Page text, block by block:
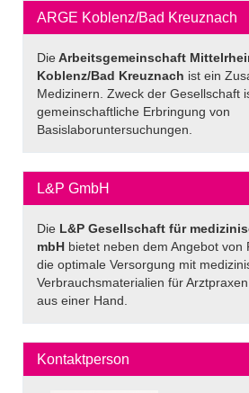
ARGE Koblenz/Bad Kreuznach
Die Arbeitsgemeinschaft
Koblenz/Bad Kreuznach ist ein
Medizinern. Zweck der Gesellschaft
gemeinschaftliche Erbringung von
Basislaboruntersuchungen.
L&P GmbH
Die L&P Gesellschaft für
mbH bietet neben dem Angebot von
die optimale Versorgung mit
Verbrauchsmaterialien für
aus einer Hand.
Kontaktperson